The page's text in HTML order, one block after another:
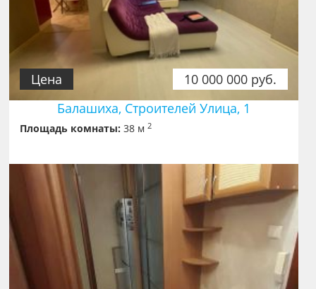
10 000 000 руб.
Цена
Балашиха, Строителей Улица, 1
Площадь комнаты: 38 м2